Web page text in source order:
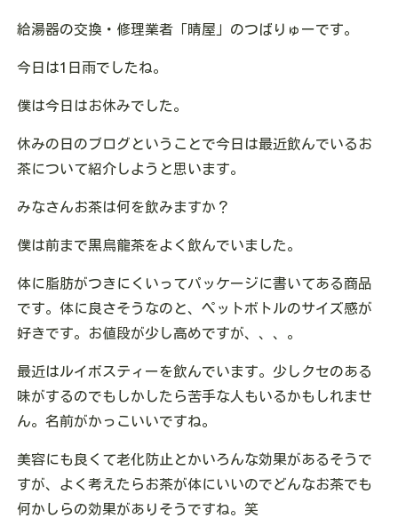
給湯器の交換・修理業者「晴屋」のつばりゅーです。
今日は1日雨でしたね。
僕は今日はお休みでした。
休みの日のブログということで今日は最近飲んでいるお
茶について紹介しようと思います。
みなさんお茶は何を飲みますか？
僕は前まで黒烏龍茶をよく飲んでいました。
体に脂肪がつきにくいってパッケージに書いてある商品
です。体に良さそうなのと、ペットボトルのサイズ感が
好きです。お値段が少し高めですが、、、。
最近はルイボスティーを飲んでいます。少しクセのある
味がするのでもしかしたら苦手な人もいるかもしれませ
ん。名前がかっこいいですね。
美容にも良くて老化防止とかいろんな効果があるそうで
すが、よく考えたらお茶が体にいいのでどんなお茶でも
何かしらの効果がありそうですね。笑